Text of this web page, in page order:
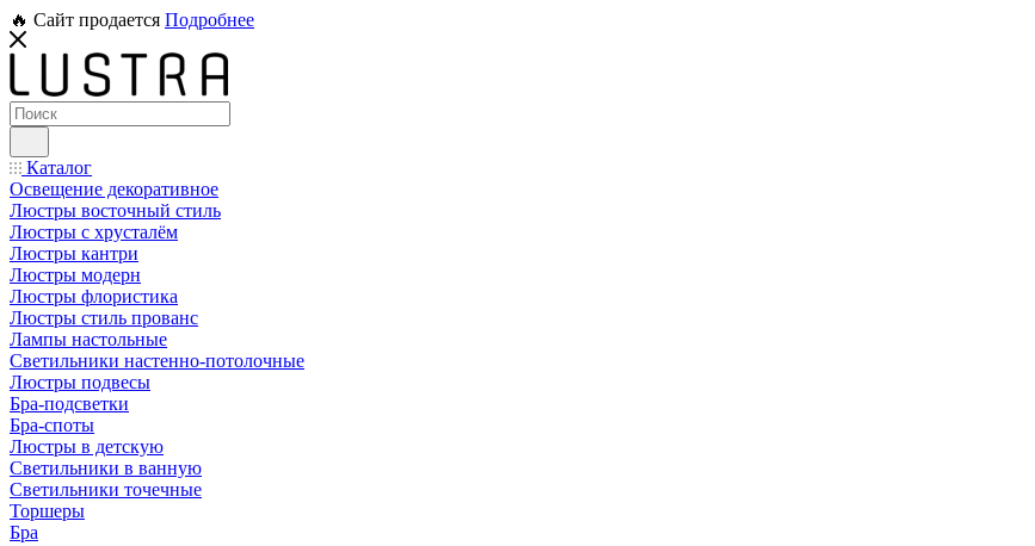
🔥 Сайт продается Подробнее
Каталог
Освещение декоративное
Люстры восточный стиль
Люстры с хрусталём
Люстры кантри
Люстры модерн
Люстры флористика
Люстры стиль прованс
Лампы настольные
Светильники настенно-потолочные
Люстры подвесы
Бра-подсветки
Бра-споты
Люстры в детскую
Светильники в ванную
Светильники точечные
Торшеры
Бра